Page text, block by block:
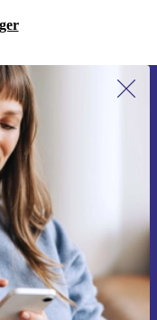
de refurbed
offre.
personnelles